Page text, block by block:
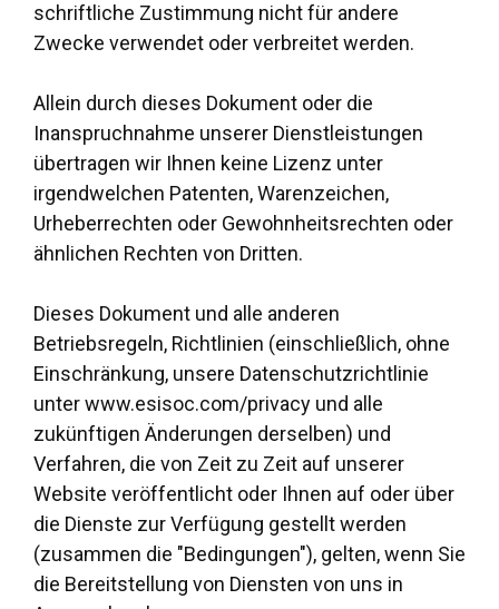
schriftliche Zustimmung nicht für andere
Zwecke verwendet oder verbreitet werden.
Allein durch dieses Dokument oder die
Inanspruchnahme unserer Dienstleistungen
übertragen wir Ihnen keine Lizenz unter
irgendwelchen Patenten, Warenzeichen,
Urheberrechten oder Gewohnheitsrechten oder
ähnlichen Rechten von Dritten.
Dieses Dokument und alle anderen
Betriebsregeln, Richtlinien (einschließlich, ohne
Einschränkung, unsere Datenschutzrichtlinie
unter www.esisoc.com/privacy und alle
zukünftigen Änderungen derselben) und
Verfahren, die von Zeit zu Zeit auf unserer
Website veröffentlicht oder Ihnen auf oder über
die Dienste zur Verfügung gestellt werden
(zusammen die "Bedingungen"), gelten, wenn Sie
die Bereitstellung von Diensten von uns in